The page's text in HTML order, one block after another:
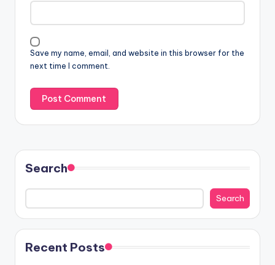
Save my name, email, and website in this browser for the
next time I comment.
Search
Search
Recent Posts